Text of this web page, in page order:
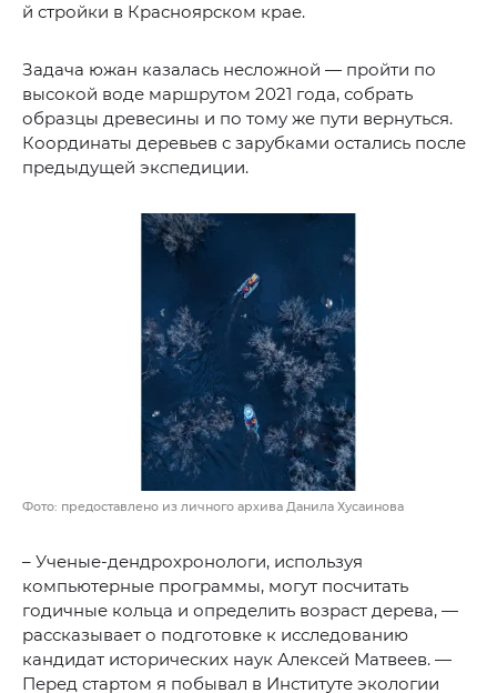
й стройки в Красноярском крае.
Задача южан казалась несложной — пройти по
высокой воде маршрутом 2021 года, собрать
образцы древесины и по тому же пути вернуться.
Координаты деревьев с зарубками остались после
предыдущей экспедиции.
Фото: предоставлено из личного архива Данила Хусаинова
– Ученые-дендрохронологи, используя
компьютерные программы, могут посчитать
годичные кольца и определить возраст дерева, —
рассказывает о подготовке к исследованию
кандидат исторических наук Алексей Матвеев. —
Перед стартом я побывал в Институте экологии